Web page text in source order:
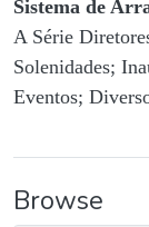
Sistema de
A Série
Solenidades;
Eventos;
Browse